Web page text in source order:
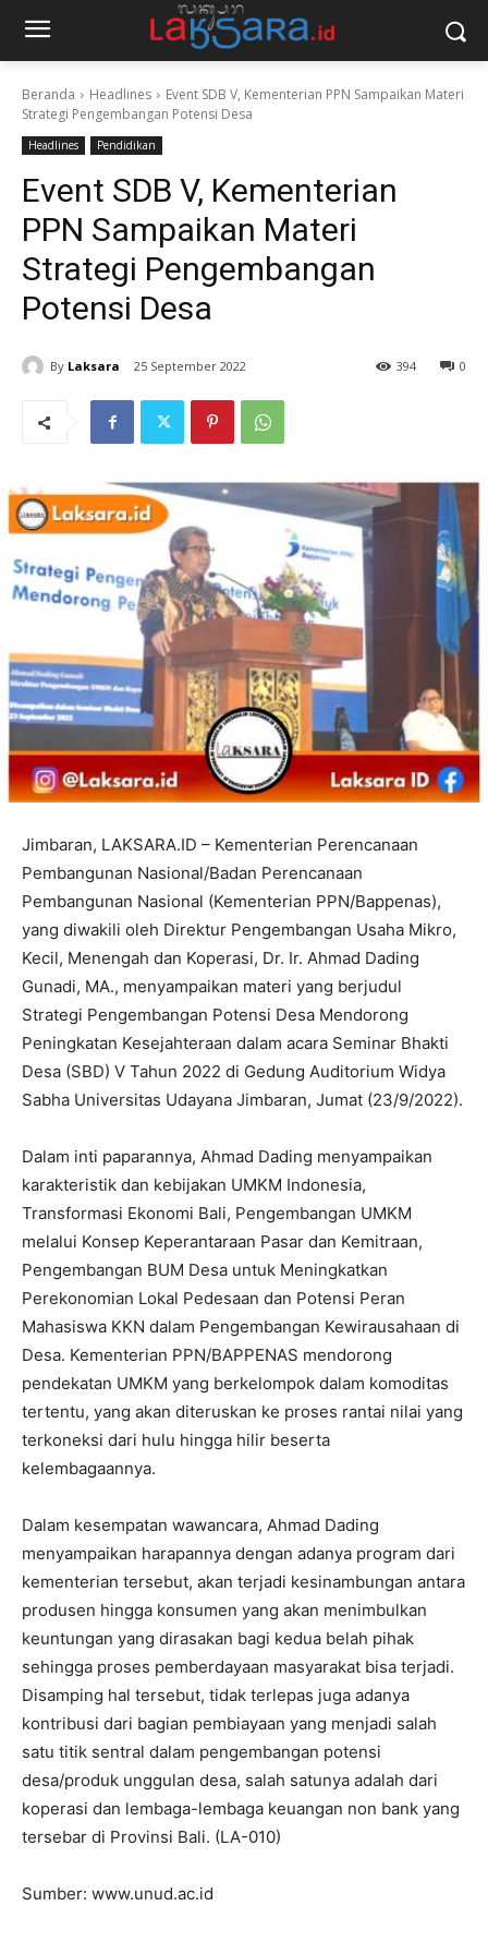
Beranda Headlines
Event SDB V, Kementerian PPN Sampaikan Materi
Strategi Pengembangan Potensi Desa
Headlines Pendidikan
Event SDB V, Kementerian
PPN Sampaikan Materi
Strategi Pengembangan
Potensi Desa
By Laksara 25 September 2022 0
394
Jimbaran, LAKSARA.ID – Kementerian Perencanaan
Pembangunan Nasional/Badan Perencanaan
Pembangunan Nasional (Kementerian PPN/Bappenas),
yang diwakili oleh Direktur Pengembangan Usaha Mikro,
Kecil, Menengah dan Koperasi, Dr. Ir. Ahmad Dading
Gunadi, MA., menyampaikan materi yang berjudul
Strategi Pengembangan Potensi Desa Mendorong
Peningkatan Kesejahteraan dalam acara Seminar Bhakti
Desa (SBD) V Tahun 2022 di Gedung Auditorium Widya
Sabha Universitas Udayana Jimbaran, Jumat (23/9/2022).
Dalam inti paparannya, Ahmad Dading menyampaikan
karakteristik dan kebijakan UMKM Indonesia,
Transformasi Ekonomi Bali, Pengembangan UMKM
melalui Konsep Keperantaraan Pasar dan Kemitraan,
Pengembangan BUM Desa untuk Meningkatkan
Perekonomian Lokal Pedesaan dan Potensi Peran
Mahasiswa KKN dalam Pengembangan Kewirausahaan di
Desa. Kementerian PPN/BAPPENAS mendorong
pendekatan UMKM yang berkelompok dalam komoditas
tertentu, yang akan diteruskan ke proses rantai nilai yang
terkoneksi dari hulu hingga hilir beserta
kelembagaannya.
Dalam kesempatan wawancara, Ahmad Dading
menyampaikan harapannya dengan adanya program dari
kementerian tersebut, akan terjadi kesinambungan antara
produsen hingga konsumen yang akan menimbulkan
keuntungan yang dirasakan bagi kedua belah pihak
sehingga proses pemberdayaan masyarakat bisa terjadi.
Disamping hal tersebut, tidak terlepas juga adanya
kontribusi dari bagian pembiayaan yang menjadi salah
satu titik sentral dalam pengembangan potensi
desa/produk unggulan desa, salah satunya adalah dari
koperasi dan lembaga-lembaga keuangan non bank yang
tersebar di Provinsi Bali. (LA-010)
Sumber: www.unud.ac.id